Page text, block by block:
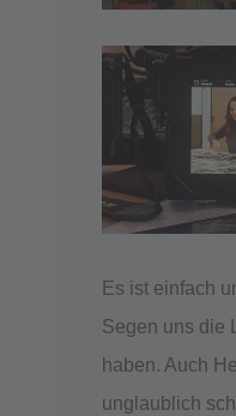
Es ist einfach
Segen uns die
haben. Auch
unglaublich